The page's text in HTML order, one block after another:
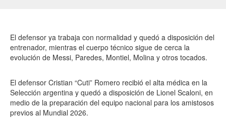
El defensor ya trabaja con normalidad y quedó a disposición del
entrenador, mientras el cuerpo técnico sigue de cerca la
evolución de Messi, Paredes, Montiel, Molina y otros tocados.
El defensor Cristian “Cuti” Romero recibió el alta médica en la
Selección argentina y quedó a disposición de Lionel Scaloni, en
medio de la preparación del equipo nacional para los amistosos
previos al Mundial 2026.